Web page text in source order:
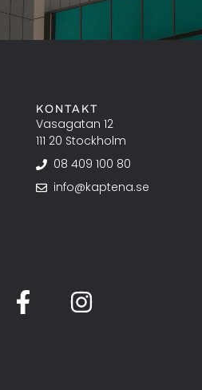
KONTAKT
Vasagatan 12
111 20 Stockholm
08 409 100 80
info@kaptena.se